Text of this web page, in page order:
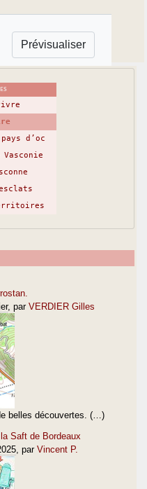
d’oc
Vasconie
, par VERDIER Gilles
belles découvertes. (…)
Saft de Bordeaux
, par Vincent P.